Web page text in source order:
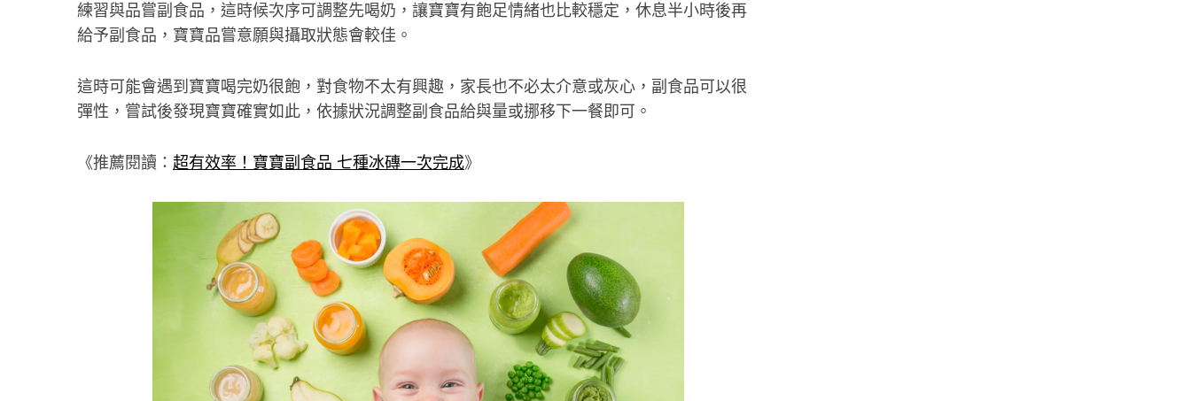
練習與品嘗副食品， 這時候次序可調整先喝奶，讓寶寶有飽足情緒也比較穩定， 休息半小時後再
給予副食品，寶寶品嘗意願與攝取狀態會較佳。
這時可能會遇到寶寶喝完奶很飽，對食物不太有興趣，家長也不必太介意或灰心，副食品可以很
彈性，嘗試後發現寶寶確實如此，依據狀況調整副食品給與量或挪移下一餐即可。
《推薦閱讀： 超有效率！寶寶副食品 七種冰磚一次完成》